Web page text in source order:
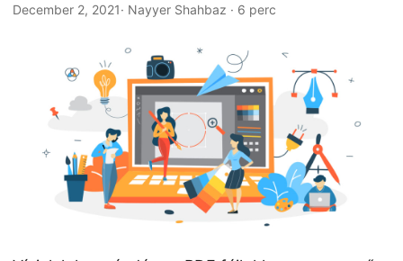
n
December 2, 2021· Nayyer Shahbaz · 6 perc